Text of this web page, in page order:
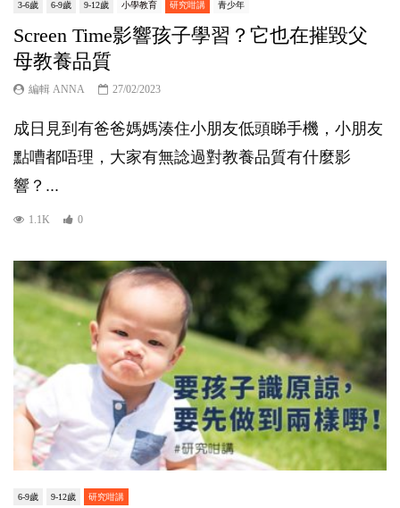
3-6歲 6-9歲 9-12歲 小學教育 研究咁講 青少年
Screen Time影響孩子學習？它也在摧毀父
母教養品質
編輯 ANNA 27/02/2023
成日見到有爸爸媽媽湊住小朋友低頭睇手機，小朋友
點嘈都唔理，大家有無諗過對教養品質有什麼影
響？...
1.1K 0
6-9歲 9-12歲 研究咁講